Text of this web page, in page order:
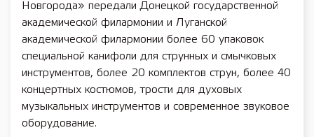
Новгорода» передали Донецкой государственной
академической филармонии и Луганской
академической филармонии более 60 упаковок
специальной канифоли для струнных и смычковых
инструментов, более 20 комплектов струн, более 40
концертных костюмов, трости для духовых
музыкальных инструментов и современное звуковое
оборудование.